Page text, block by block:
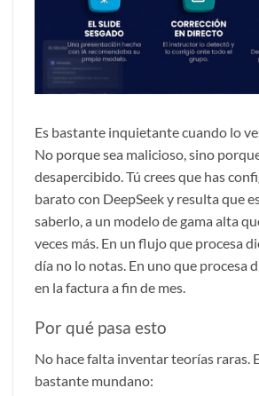
Es bastante inquietante cuando lo
No porque sea malicioso, sino
desapercibido. Tú crees que has
barato con DeepSeek y resulta que
saberlo, a un modelo de gama alta
veces más. En un flujo que procesa
día no lo notas. En uno que procesa
en la factura a fin de mes.
Por qué pasa esto
No hace falta inventar teorías raras.
bastante mundano: